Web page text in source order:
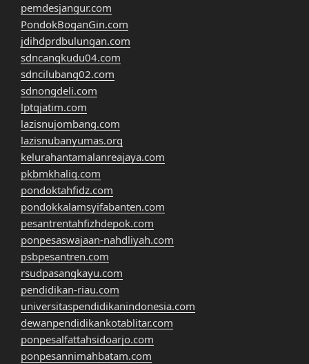
pemdesjangur.com
PondokBoganGin.com
jdihdprdbulungan.com
sdncangkudu04.com
sdncilubang02.com
sdnongdeli.com
lptqjatim.com
lazisnujombang.com
lazisnubanyumas.org
kelurahantamalanreajaya.com
pkbmkhaliq.com
pondoktahfidz.com
pondokkalamsyifabanten.com
pesantrentahfizhdepok.com
ponpesaswajaan-nahdliyah.com
psbpesantren.com
rsudpasangkayu.com
pendidikan-riau.com
universitaspendidikanindonesia.com
dewanpendidikankotablitar.com
ponpesalfattahsidoarjo.com
ponpesannimahbatam.com